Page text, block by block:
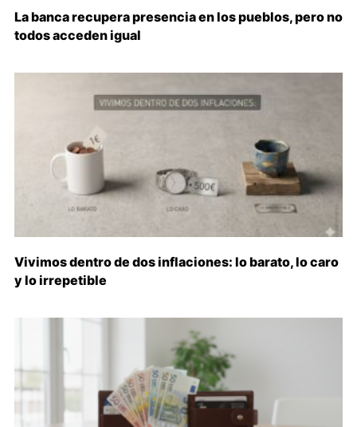
La banca recupera presencia en los pueblos, pero no
todos acceden igual
Vivimos dentro de dos inflaciones: lo barato, lo caro
y lo irrepetible